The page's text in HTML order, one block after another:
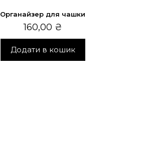
Органайзер для чашки
160,00 ₴
Додати в кошик